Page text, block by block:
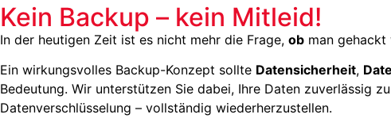
Kein Backup – kein Mitleid!
In der heutigen Zeit ist es nicht mehr die Frage, ob man
Ein wirkungsvolles Backup-Konzept sollte Datensicherheit,
Bedeutung. Wir unterstützen Sie dabei, Ihre Daten zuverlässig
Datenverschlüsselung – vollständig wiederherzustellen.